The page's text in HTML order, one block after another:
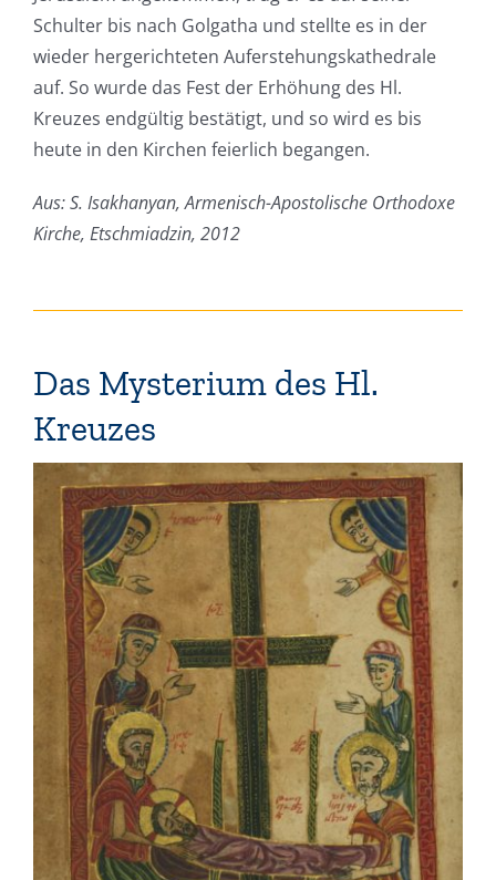
Schulter bis nach Golgatha und stellte es in der
wieder hergerichteten Auferstehungskathedrale
auf. So wurde das Fest der Erhöhung des Hl.
Kreuzes endgültig bestätigt, und so wird es bis
heute in den Kirchen feierlich begangen.
Aus: S. Isakhanyan, Armenisch-Apostolische Orthodoxe
Kirche, Etschmiadzin, 2012
Das Mysterium des Hl.
Kreuzes